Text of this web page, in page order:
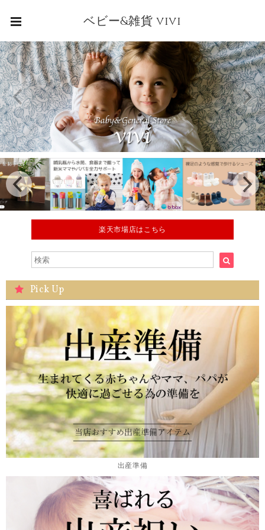
ベビー&雑貨 vivi
楽天市場店はこちら
Pick Up
出産準備